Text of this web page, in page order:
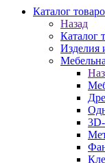
Каталог
Назад
Каталог
Изделия